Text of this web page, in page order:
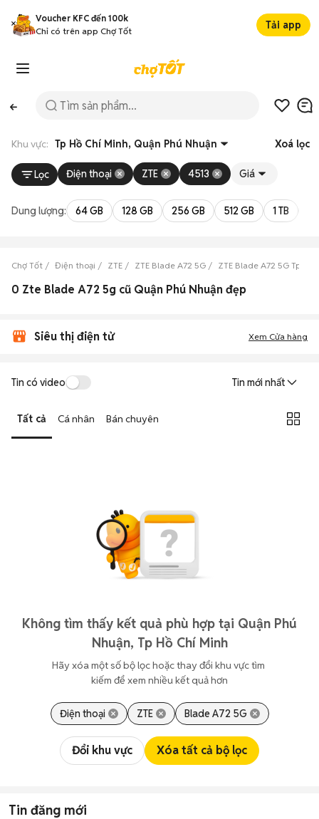
Voucher KFC đến 100k
Chỉ có trên app Chợ Tốt
Tải app
Khu vực: Tp Hồ Chí Minh, Quận Phú Nhuận Xoá lọc
Lọc Điện thoại ZTE 4513 Giá
Dung lượng: 64 GB 128 GB 256 GB 512 GB 1 TB
Chợ Tốt Điện thoại ZTE ZTE Blade A72 5G ZTE Blade A72 5G Tp Hồ
0 Zte Blade A72 5g cũ Quận Phú Nhuận đẹp
Siêu thị điện tử Xem Cửa hàng
Tin có video Tin mới nhất
Tất cả Cá nhân Bán chuyên
Không tìm thấy kết quả phù hợp tại Quận Phú
Nhuận, Tp Hồ Chí Minh
Hãy xóa một số bộ lọc hoặc thay đổi khu vực tìm
kiếm để xem nhiều kết quả hơn
Điện thoại ZTE Blade A72 5G
Đổi khu vực Xóa tất cả bộ lọc
Tin đăng mới